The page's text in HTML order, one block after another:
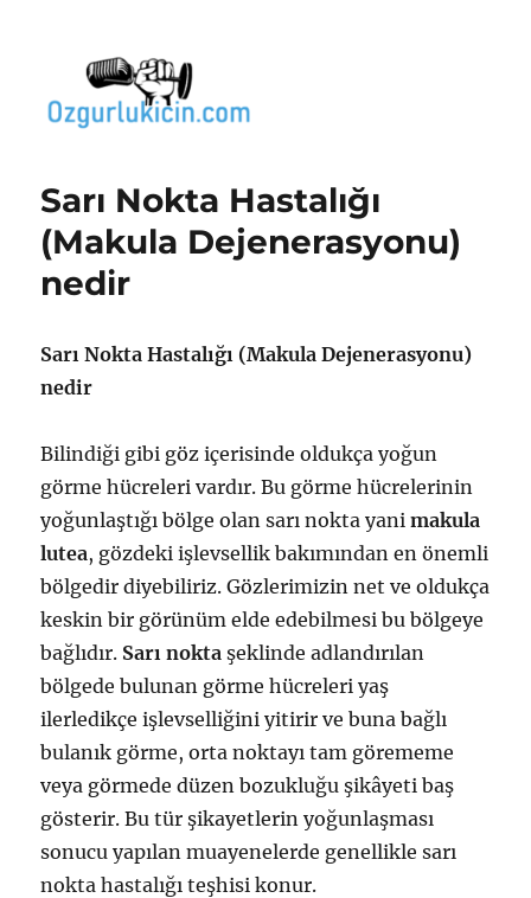
Sarı Nokta Hastalığı
(Makula Dejenerasyonu)
nedir
Sarı Nokta Hastalığı (Makula Dejenerasyonu)
nedir
Bilindiği gibi göz içerisinde oldukça yoğun
görme hücreleri vardır. Bu görme hücrelerinin
yoğunlaştığı bölge olan sarı nokta yanimakula
lutea, gözdeki işlevsellik bakımından en önemli
bölgedir diyebiliriz. Gözlerimizin net ve oldukça
keskin bir görünüm elde edebilmesi bu bölgeye
bağlıdır. Sarı nokta şeklinde adlandırılan
bölgede bulunan görme hücreleri yaş
ilerledikçe işlevselliğini yitirir ve buna bağlı
bulanık görme, orta noktayı tam görememe
veya görmede düzen bozukluğu şikâyeti baş
gösterir. Bu tür şikayetlerin yoğunlaşması
sonucu yapılan muayenelerde genellikle sarı
nokta hastalığı teşhisi konur.